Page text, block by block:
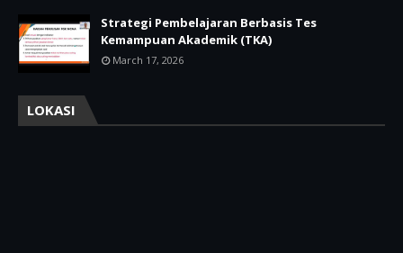
Strategi Pembelajaran Berbasis Tes
Kemampuan Akademik (TKA)
March 17, 2026
LOKASI